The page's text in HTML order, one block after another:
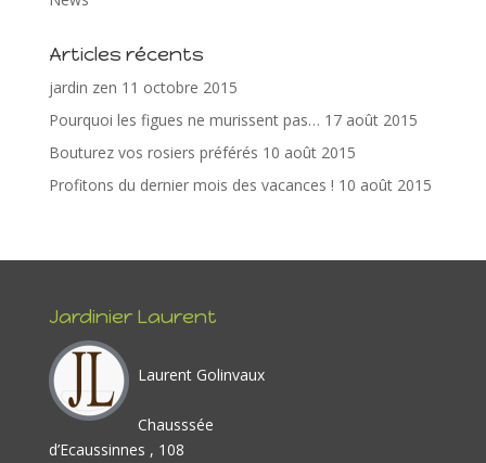
o
o
k
st
n
Articles récents
jardin zen 11 octobre 2015
Pourquoi les figues ne murissent pas… 17 août 2015
Bouturez vos rosiers préférés 10 août 2015
Profitons du dernier mois des vacances ! 10 août 2015
Jardinier Laurent
Laurent Golinvaux
Chausssée
d’Ecaussinnes , 108